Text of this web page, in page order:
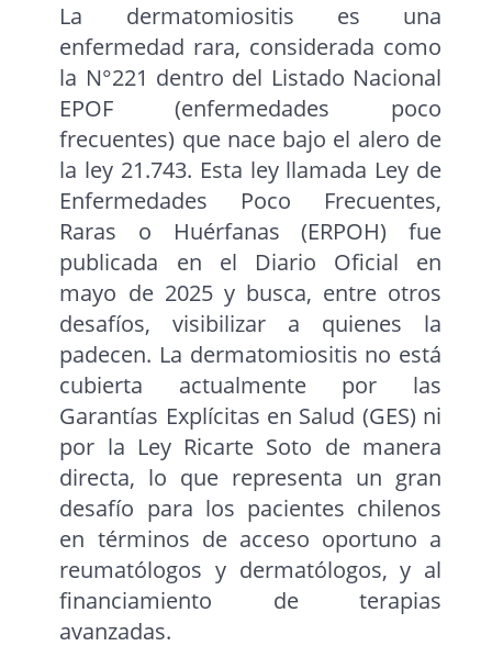
La dermatomiositis es una
enfermedad rara, considerada como
la N°221 dentro del Listado Nacional
EPOF (enfermedades poco
frecuentes) que nace bajo el alero de
la ley 21.743. Esta ley llamada Ley de
Enfermedades Poco Frecuentes,
Raras o Huérfanas (ERPOH) fue
publicada en el Diario Oficial en
mayo de 2025 y busca, entre otros
desafíos, visibilizar a quienes la
padecen. La dermatomiositis no está
cubierta actualmente por las
Garantías Explícitas en Salud (GES) ni
por la Ley Ricarte Soto de manera
directa, lo que representa un gran
desafío para los pacientes chilenos
en términos de acceso oportuno a
reumatólogos y dermatólogos, y al
financiamiento de terapias
avanzadas.